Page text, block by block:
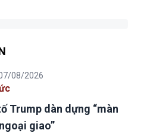
08/2026
Trump dàn dựng “màn
giao”